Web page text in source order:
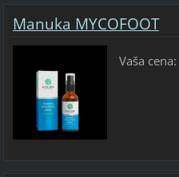
Manuka MYCOFOOT
Vaša cena: